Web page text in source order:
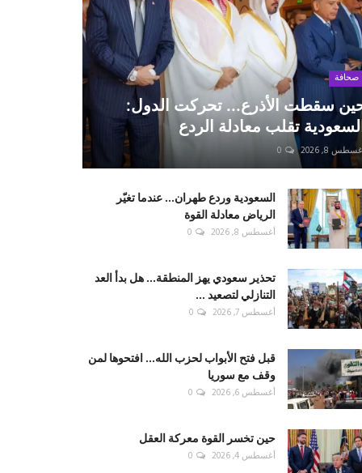
صحافة
سقطت الأذرع... تحركت الدول:
السعودية تقلب معادلة الردع
8, 2026
0
السعودية وردع طهران... عندما تغيّر
الرياض معادلة القوة
أغسطس 8, 2026 0
تحذير سعودي يهز المنطقة... هل بدأ العد
التنازلي لتصعيد ...
أغسطس 7, 2026 0
قبل فتح الأبواب لحزب الله... افتحوها لمن
وقف مع سوريا
أغسطس 6, 2026 0
حين تخسر القوة معركة العقل
أغسطس 4, 2026 0